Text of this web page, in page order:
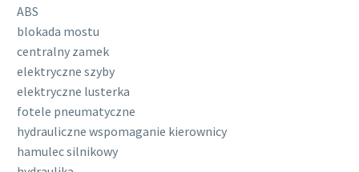
ABS
blokada mostu
centralny zamek
elektryczne szyby
elektryczne lusterka
fotele pneumatyczne
hydrauliczne wspomaganie kierownicy
hamulec silnikowy